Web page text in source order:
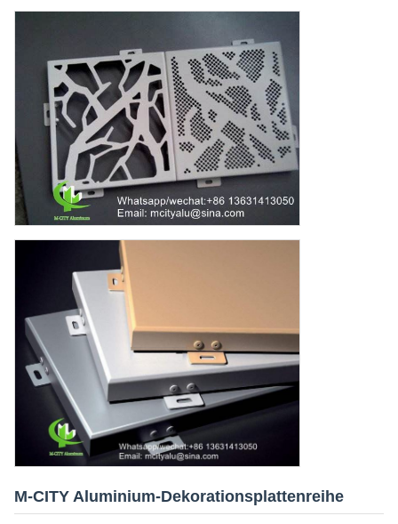
M-CITY Aluminium-Dekorationsplattenreihe